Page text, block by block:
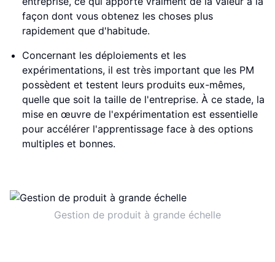
façon dont vous obtenez les choses plus
rapidement que d'habitude.
Concernant les déploiements et les
expérimentations, il est très important que les PM
possèdent et testent leurs produits eux-mêmes,
quelle que soit la taille de l'entreprise. À ce stade, la
mise en œuvre de l'expérimentation est essentielle
pour accélérer l'apprentissage face à des options
multiples et bonnes.
Gestion de produit à grande échelle